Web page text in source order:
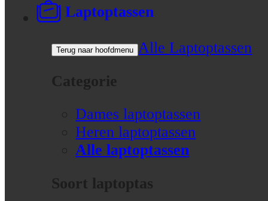
Laptoptassen
Terug naar hoofdmenu Alle Laptoptassen
Categorie
Dames laptoptassen
Heren laptoptassen
Alle laptoptassen
Soort laptoptas